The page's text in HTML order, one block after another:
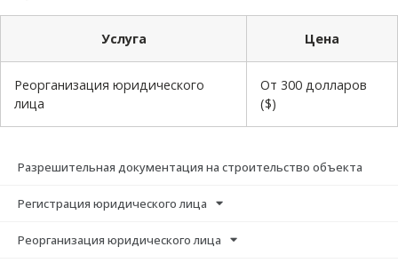
Услуга Цена
Реорганизация юридического
лица
От 300 долларов
($)
Разрешительная документация на строительство объекта
Регистрация юридического лица
Реорганизация юридического лица